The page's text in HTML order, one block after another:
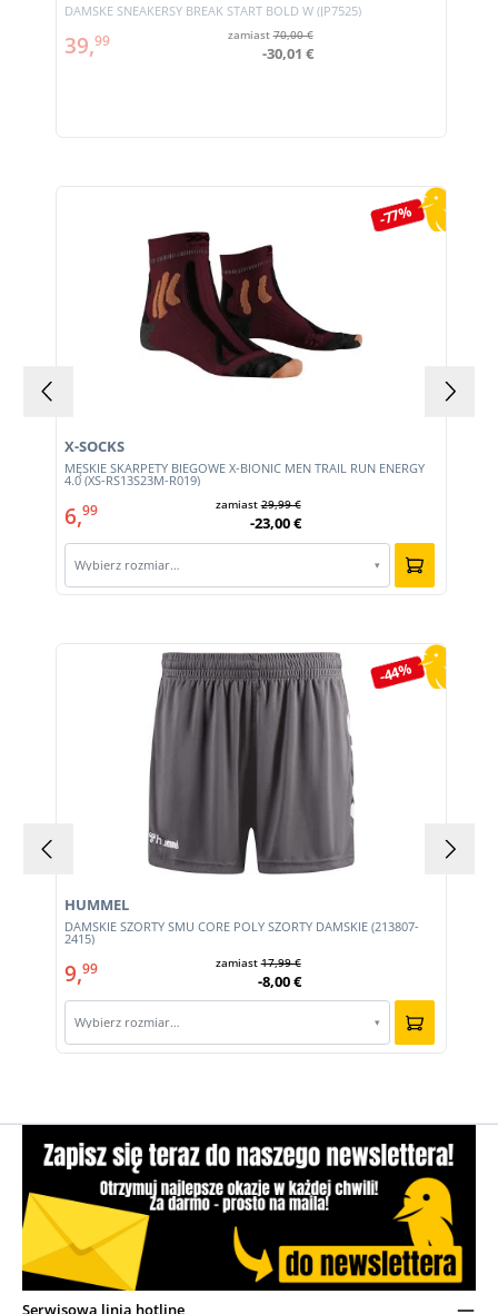
DAMSKE SNEAKERSY BREAK START BOLD W (JP7525)
39,99 zamiast70,00 €
-30,01 €
-77%
MĘSKIE SKARPETY BIEGOWE X-BIONIC MEN TRAIL RUN ENERGY
4.0 (XS-RS13S23M-R019)
X-SOCKS
6,99 zamiast29,99 €
-23,00 €
Wybierz rozmiar… ▾
Pomiń galerię produktów
-44%
DAMSKIE SZORTY SMU CORE POLY SZORTY DAMSKIE (213807-
2415)
HUMMEL
9,99 zamiast17,99 €
-8,00 €
Wybierz rozmiar… ▾
Serwisowa linia hotline